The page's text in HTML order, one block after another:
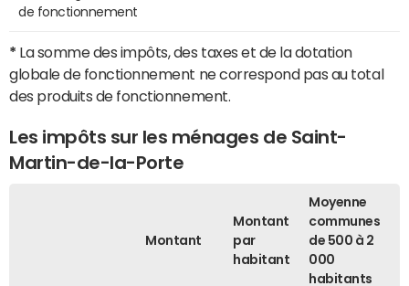
de fonctionnement
* La somme des impôts, des taxes et de la dotation
globale de fonctionnement ne correspond pas au total
des produits de fonctionnement.
Les impôts sur les ménages de Saint-
Martin-de-la-Porte
Montant
Montant
par
habitant
Moyenne
communes
de 500 à 2
000
habitants